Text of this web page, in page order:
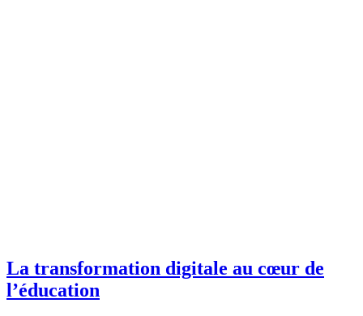
La transformation digitale au cœur de
l’éducation